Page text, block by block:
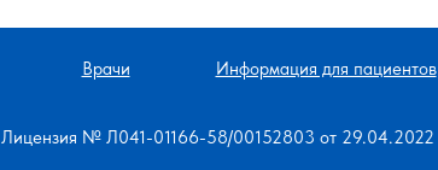
Врачи Информация для пациентов
Лицензия № Л041-01166-58/00152803 от 29.04.2022